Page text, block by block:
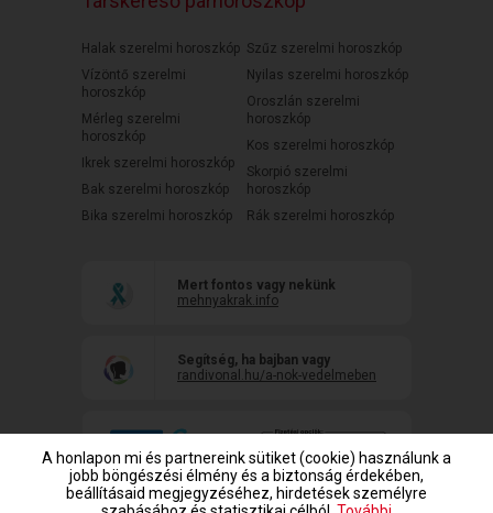
Halak szerelmi horoszkóp
Vízöntő szerelmi
horoszkóp
Mérleg szerelmi
horoszkóp
Ikrek szerelmi horoszkóp
Bak szerelmi horoszkóp
Bika szerelmi horoszkóp
Szűz szerelmi horoszkóp
Nyilas szerelmi horoszkóp
Oroszlán szerelmi
horoszkóp
Kos szerelmi horoszkóp
Skorpió szerelmi
horoszkóp
Rák szerelmi horoszkóp
Mert fontos vagy nekünk
mehnyakrak.info
Segítség, ha bajban vagy
randivonal.hu/a-nok-vedelmeben
A honlapon mi és partnereink sütiket (cookie) használunk a
jobb böngészési élmény és a biztonság érdekében,
beállításaid megjegyzéséhez, hirdetések személyre